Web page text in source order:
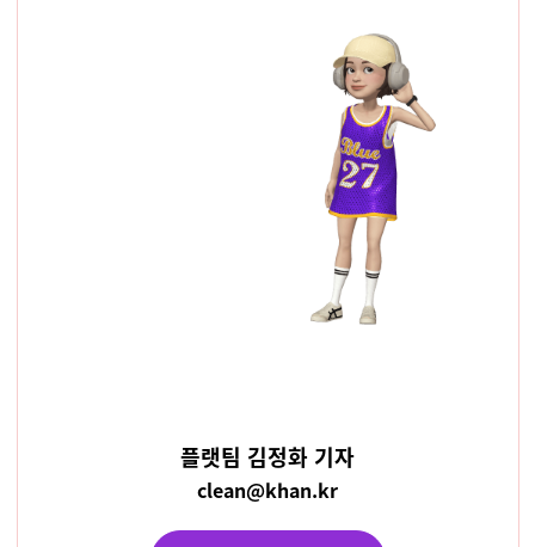
플랫팀 김정화 기자
clean@khan.kr